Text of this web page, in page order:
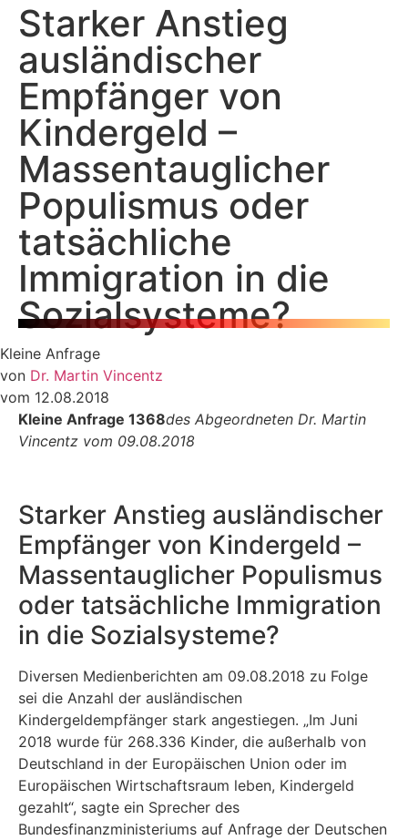
Starker Anstieg
ausländischer
Empfänger von
Kindergeld –
Massentauglicher
Populismus oder
tatsächliche
Immigration in die
Sozialsysteme?
Kleine Anfrage
von Dr. Martin Vincentz
vom 12.08.2018
Kleine Anfrage 1368des Abgeordneten Dr. Martin
Vincentz vom 09.08.2018
Starker Anstieg ausländischer
Empfänger von Kindergeld –
Massentauglicher Populismus
oder tatsächliche Immigration
in die Sozialsysteme?
Diversen Medienberichten am 09.08.2018 zu Folge
sei die Anzahl der ausländischen
Kindergeldempfänger stark angestiegen. „Im Juni
2018 wurde für 268.336 Kinder, die außerhalb von
Deutschland in der Europäischen Union oder im
Europäischen Wirtschaftsraum leben, Kindergeld
gezahlt“, sagte ein Sprecher des
Bundesfinanzministeriums auf Anfrage der Deutschen